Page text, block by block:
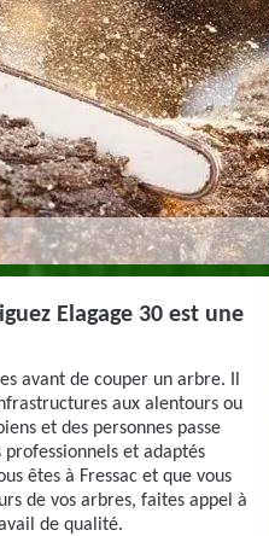
Elagage 30 est une
avant de couper un arbre. Il
aux alentours ou
et des personnes passe
et adaptés
êtes à Fressac et que vous
de vos arbres, faites appel à
de qualité.